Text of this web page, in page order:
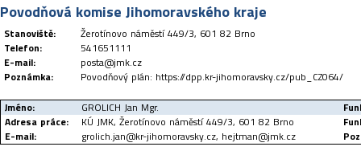
Povodňová komise Jihomoravského kraje
Stanoviště:
Žerotínovo náměstí 449/3, 601 82 Brno
Telefon:
541651111
E-mail:
posta@jmk.cz
Poznámka:
Povodňový plán: https://dpp.kr-jihomoravsky.cz/pub_CZ064/
Jméno:
GROLICH Jan Mgr.
Adresa práce:
KÚ JMK, Žerotínovo náměstí 449/3, 601 82 Brno
E-mail:
grolich.jan@kr-jihomoravsky.cz, hejtman@jmk.cz